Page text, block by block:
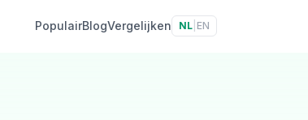
PopulairBlogVergelijken NL EN